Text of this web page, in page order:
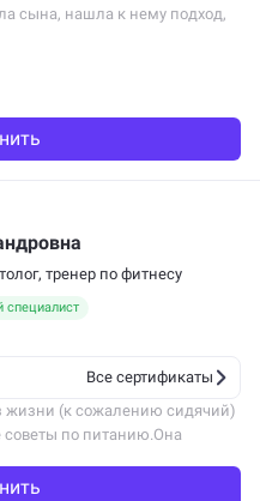
сына, нашла к нему подход,
очень хороших
, тренер по фитнесу
специалист
Все сертификаты
жизни (к сожалению сидячий)
советы по питанию.Она